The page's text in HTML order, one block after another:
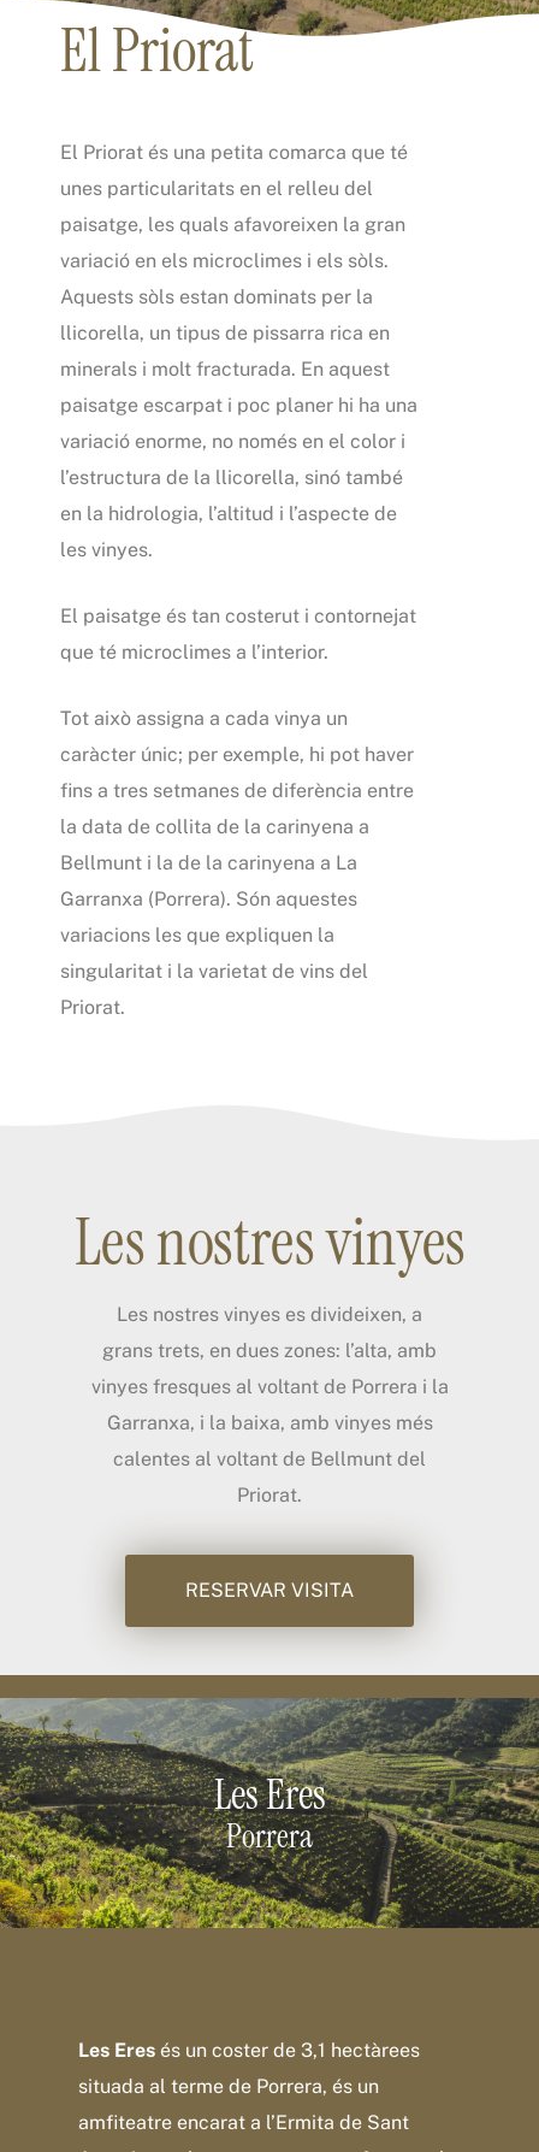
El Priorat
El Priorat és una petita comarca que té
unes particularitats en el relleu del
paisatge, les quals afavoreixen la gran
variació en els microclimes i els sòls.
Aquests sòls estan dominats per la
llicorella, un tipus de pissarra rica en
minerals i molt fracturada. En aquest
paisatge escarpat i poc planer hi ha una
variació enorme, no només en el color i
l’estructura de la llicorella, sinó també
en la hidrologia, l’altitud i l’aspecte de
les vinyes.
El paisatge és tan costerut i contornejat
que té microclimes a l’interior.
Tot això assigna a cada vinya un
caràcter únic; per exemple, hi pot haver
fins a tres setmanes de diferència entre
la data de collita de la carinyena a
Bellmunt i la de la carinyena a La
Garranxa (Porrera). Són aquestes
variacions les que expliquen la
singularitat i la varietat de vins del
Priorat.
Les nostres vinyes
Les nostres vinyes es divideixen, a
grans trets, en dues zones: l’alta, amb
vinyes fresques al voltant de Porrera i la
Garranxa, i la baixa, amb vinyes més
calentes al voltant de Bellmunt del
Priorat.
RESERVAR VISITA
Les Eres
Porrera
Les Eres és un coster de 3,1 hectàrees
situada al terme de Porrera, és un
amfiteatre encarat a l’Ermita de Sant